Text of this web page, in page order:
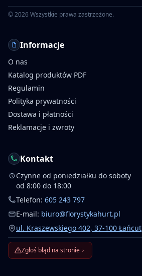
©2026Wszystkie prawa zastrzeżone.
Informacje
O nas
Katalog produktów PDF
Regulamin
Polityka prywatności
Dostawa i płatności
Reklamacje i zwroty
Kontakt
Czynne od poniedziałku do soboty
od 8:00 do 18:00
Telefon: 605 243 797
E-mail: biuro@florystykahurt.pl
ul. Kraszewskiego 402, 37-100 Łańcut
Zgłoś błąd na stronie